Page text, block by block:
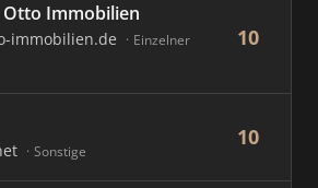
Immobilien
immobilien.de
Einzelner
10
Sonstige
10